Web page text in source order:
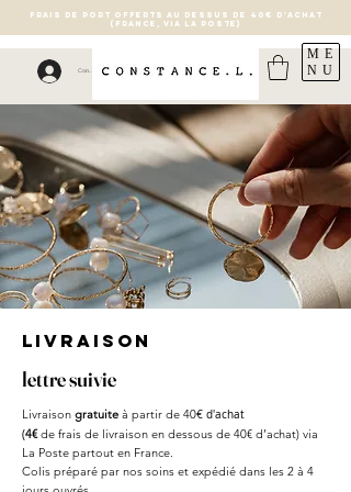
Connexion
FRAIS DE PORT OFFERTS AU DESSUS DE 40€ D'ACHAT
(France, via la poste)
ME
NU
Livraison
lettre suivie
Livraison gratuite à partir de 40€ d'achat
(4€de frais de livraison en dessous de 40€ d’achat) via
La Poste partout en France.
Colis préparé par nos soins et expédié dans les 2 à 4